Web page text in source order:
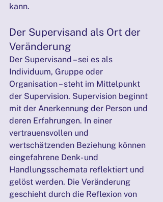
kann.
Der Supervisand als Ort der
Veränderung
Der Supervisand – sei es als
Individuum, Gruppe oder
Organisation – steht im Mittelpunkt
der Supervision. Supervision beginnt
mit der Anerkennung der Person und
deren Erfahrungen. In einer
vertrauensvollen und
wertschätzenden Beziehung können
eingefahrene Denk- und
Handlungsschemata reflektiert und
gelöst werden. Die Veränderung
geschieht durch die Reflexion von